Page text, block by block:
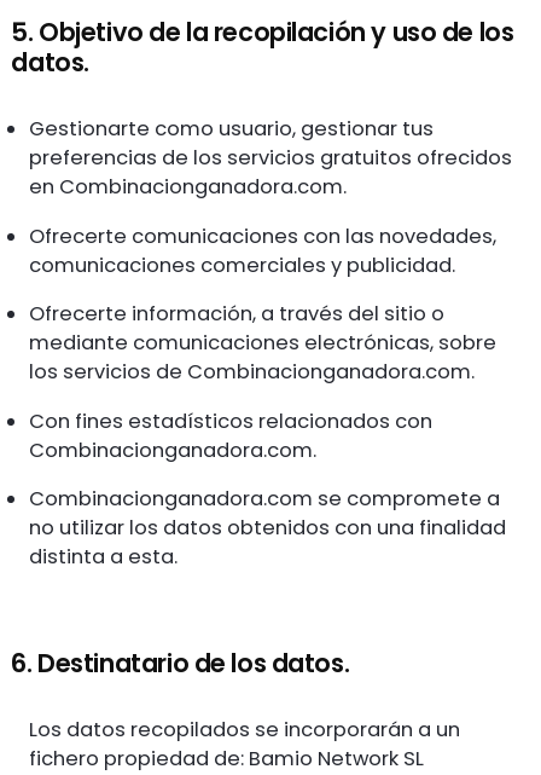
5. Objetivo de la recopilación y uso de los
datos.
Gestionarte como usuario, gestionar tus
preferencias de los servicios gratuitos ofrecidos
en Combinacionganadora.com.
Ofrecerte comunicaciones con las novedades,
comunicaciones comerciales y publicidad.
Ofrecerte información, a través del sitio o
mediante comunicaciones electrónicas, sobre
los servicios de Combinacionganadora.com.
Con fines estadísticos relacionados con
Combinacionganadora.com.
Combinacionganadora.com se compromete a
no utilizar los datos obtenidos con una finalidad
distinta a esta.
6. Destinatario de los datos.
Los datos recopilados se incorporarán a un
fichero propiedad de: Bamio Network SL